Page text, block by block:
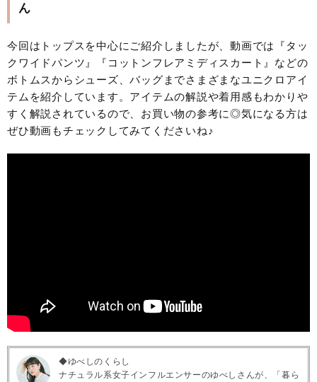
ん
今回はトップスを中心にご紹介しましたが、動画では『タッ
クワイドパンツ』『コットンフレアミディスカート』などの
ボトムスからシューズ、バッグまでさまざまなユニクロアイ
テムを紹介しています。アイテムの解説や着用感もわかりや
すく解説されているので、お買い物の参考に◎気になる方は
ぜひ動画もチェックしてみてくださいね♪
◆ゆべしのくらし
ナチュラル系女子インフルエンサーのゆべしさんが、「暮ら